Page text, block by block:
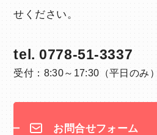
せください。
tel.0778-51-3337
受付：8:30～17:30（平日のみ）
お問合せフォーム